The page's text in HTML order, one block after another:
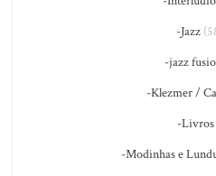
-Jazz
-jazz
-Klezmer /
-Livros
-Modinhas e